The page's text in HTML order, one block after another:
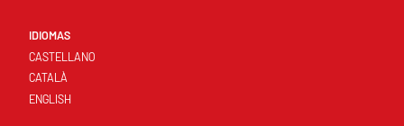
IDIOMAS
CASTELLANO
CATALÀ
ENGLISH